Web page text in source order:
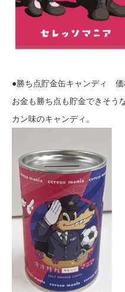
●勝ち点貯金缶キャンディ 価
お金も勝ち点も貯金できそう
カン味のキャンディ。